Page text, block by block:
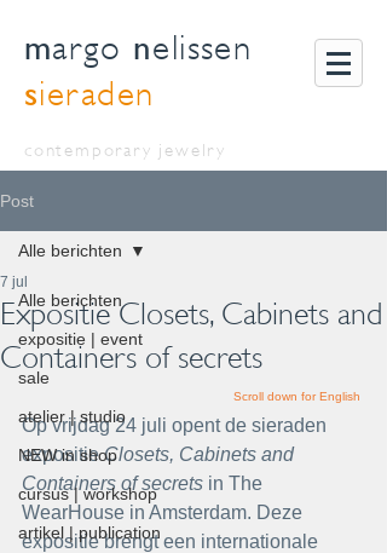
margo nelissen
sieraden
contemporary jewelry
Post
Alle berichten
expositie | event
sale
atelier | studio
NEW in shop
cursus | workshop
artikel | publication
Alle berichten
Expositie Closets, Cabinets and
Containers of secrets
7 jul
Scroll down for English
Op vrijdag 24 juli opent de sieraden
expositie Closets, Cabinets and
Containers of secrets in The
WearHouse in Amsterdam. Deze
expositie brengt een internationale